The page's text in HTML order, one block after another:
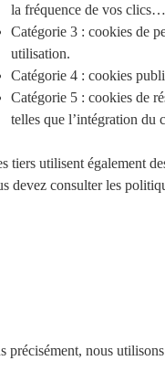
la fréquence de vos
Catégorie 3 : cookies de
utilisation.
Catégorie 4 : cookies
Catégorie 5 : cookies de
telles que l’intégration du
tiers utilisent également
devez consulter les
précisément, nous